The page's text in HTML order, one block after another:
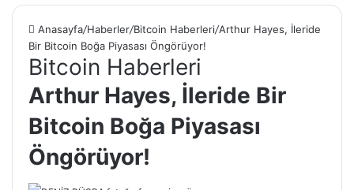
Anasayfa/Haberler/Bitcoin Haberleri/Arthur Hayes, İleride
Bir Bitcoin Boğa Piyasası Öngörüyor!
Bitcoin Haberleri
Arthur Hayes, İleride Bir
Bitcoin Boğa Piyasası
Öngörüyor!